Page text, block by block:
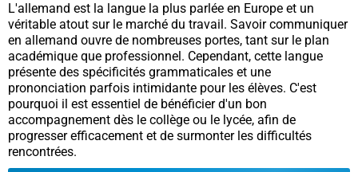
L'allemand est la langue la plus parlée en Europe et un
véritable atout sur le marché du travail. Savoir communiquer
en allemand ouvre de nombreuses portes, tant sur le plan
académique que professionnel. Cependant, cette langue
présente des spécificités grammaticales et une
prononciation parfois intimidante pour les élèves. C'est
pourquoi il est essentiel de bénéficier d'un bon
accompagnement dès le collège ou le lycée, afin de
progresser efficacement et de surmonter les difficultés
rencontrées.